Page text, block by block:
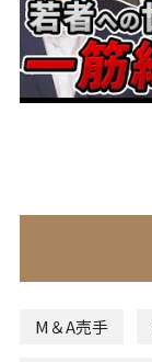
M＆A売手